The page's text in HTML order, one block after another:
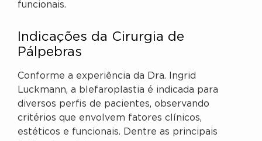
funcionais.
Indicações da Cirurgia de
Pálpebras
Conforme a experiência da Dra. Ingrid
Luckmann, a blefaroplastia é indicada para
diversos perfis de pacientes, observando
critérios que envolvem fatores clínicos,
estéticos e funcionais. Dentre as principais